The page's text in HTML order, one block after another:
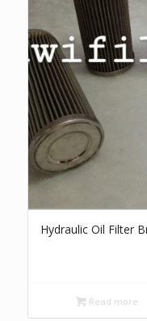
Hydraulic Oil Filter
Read more